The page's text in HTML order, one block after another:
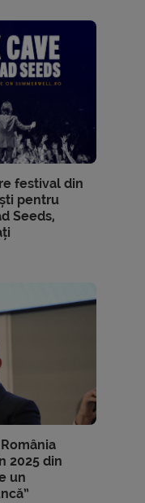
festival din
pentru
Seeds,
2025 din
un